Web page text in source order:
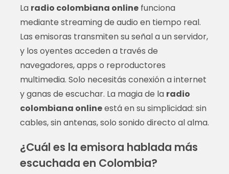
La radio colombiana onlinefunciona
mediante streaming de audio en tiempo real.
Las emisoras transmiten su señal a un servidor,
y los oyentes acceden a través de
navegadores, apps o reproductores
multimedia. Solo necesitás conexión a internet
y ganas de escuchar. La magia de la radio
colombiana onlineestá en su simplicidad: sin
cables, sin antenas, solo sonido directo al alma.
¿Cuál es la emisora hablada más
escuchada en Colombia?